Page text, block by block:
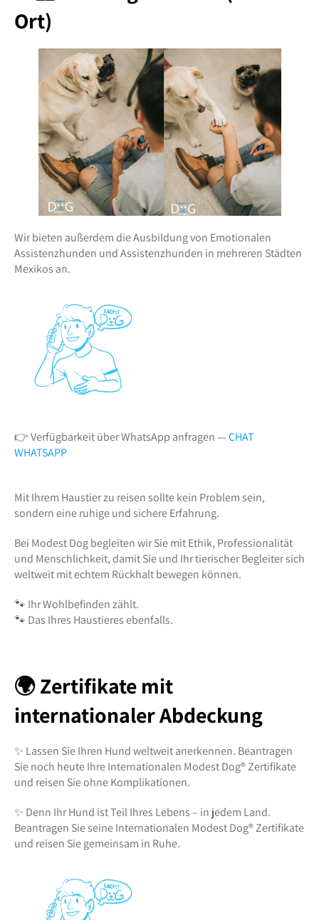
Ort)
Wir bieten außerdem die Ausbildung von Emotionalen
Assistenzhunden und Assistenzhunden in mehreren Städten
Mexikos an.
👉 Verfügbarkeit über WhatsApp anfragen —CHAT
WHATSAPP
Mit Ihrem Haustier zu reisen sollte kein Problem sein,
sondern eine ruhige und sichere Erfahrung.
Bei Modest Dog begleiten wir Sie mit Ethik, Professionalität
und Menschlichkeit, damit Sie und Ihr tierischer Begleiter sich
weltweit mit echtem Rückhalt bewegen können.
🐾 Ihr Wohlbefinden zählt.
🐾 Das Ihres Haustieres ebenfalls.
🌍 Zertifikate mit
internationaler Abdeckung
✨ Lassen Sie Ihren Hund weltweit anerkennen. Beantragen
Sie noch heute Ihre Internationalen Modest Dog®️ Zertifikate
und reisen Sie ohne Komplikationen.
✨ Denn Ihr Hund ist Teil Ihres Lebens – in jedem Land.
Beantragen Sie seine Internationalen Modest Dog®️ Zertifikate
und reisen Sie gemeinsam in Ruhe.